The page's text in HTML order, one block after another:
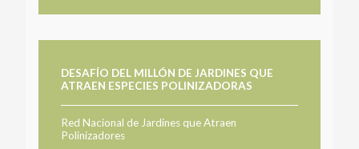
DESAFÍO DEL MILLÓN DE JARDINES QUE
ATRAEN ESPECIES POLINIZADORAS
Red Nacional de Jardines que Atraen
Polinizadores